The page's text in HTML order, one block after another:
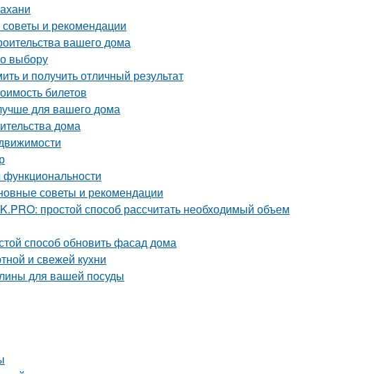
и рекомендации
вашего дома
выбору
и получить отличный результат
билетов
для вашего дома
дома
функциональности
советы и рекомендации
простой способ рассчитать необходимый объем
способ обновить фасад дома
и свежей кухни
для вашей посуды